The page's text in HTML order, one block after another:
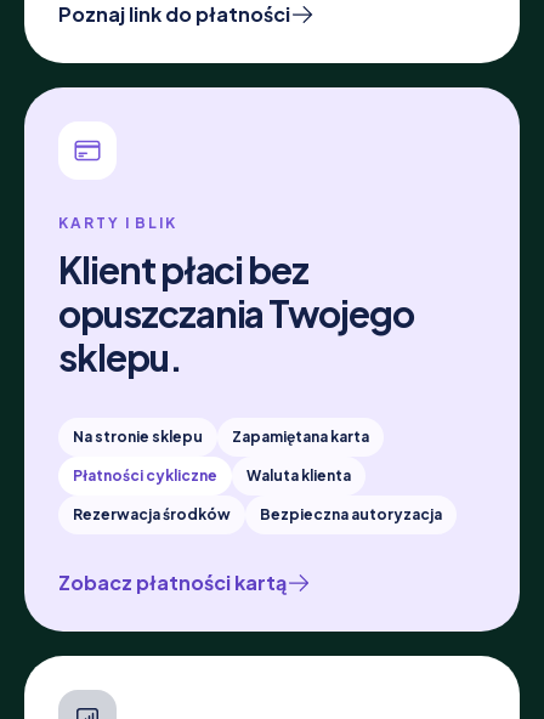
Poznaj link do płatności
KARTY I BLIK
Klient płaci bez
opuszczania Twojego
sklepu.
Na stronie sklepu Zapamiętana karta
Płatności cykliczne Waluta klienta
Rezerwacja środków Bezpieczna autoryzacja
Zobacz płatności kartą